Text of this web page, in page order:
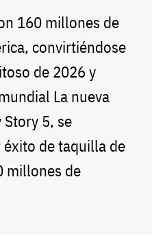
160 millones de
convirtiéndose
de 2026 y
La nueva
Story 5, se
de taquilla de
millones de